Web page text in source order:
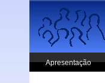
Skip to main content
Apresentação